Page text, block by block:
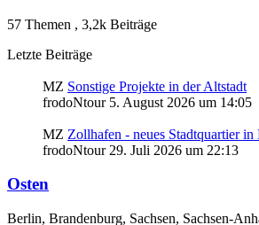
57 Themen , 3,2k Beiträge
Letzte Beiträge
MZ Sonstige Projekte in der Altstadt
frodoNtour 5. August 2026 um 14:05
MZ Zollhafen - neues Stadtquartier in
frodoNtour 29. Juli 2026 um 22:13
Osten
Berlin, Brandenburg, Sachsen, Sachsen-